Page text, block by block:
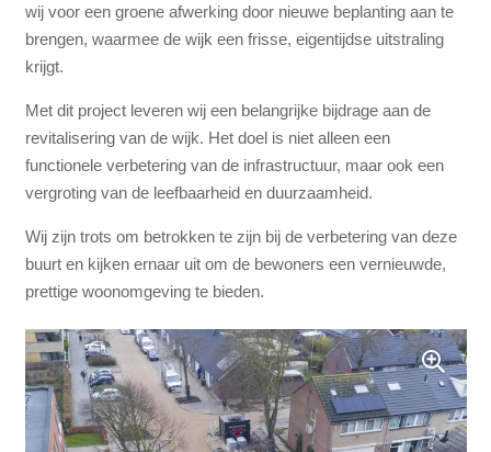
wij voor een groene afwerking door nieuwe beplanting aan te
brengen, waarmee de wijk een frisse, eigentijdse uitstraling
krijgt.
Met dit project leveren wij een belangrijke bijdrage aan de
revitalisering van de wijk. Het doel is niet alleen een
functionele verbetering van de infrastructuur, maar ook een
vergroting van de leefbaarheid en duurzaamheid.
Wij zijn trots om betrokken te zijn bij de verbetering van deze
buurt en kijken ernaar uit om de bewoners een vernieuwde,
prettige woonomgeving te bieden.